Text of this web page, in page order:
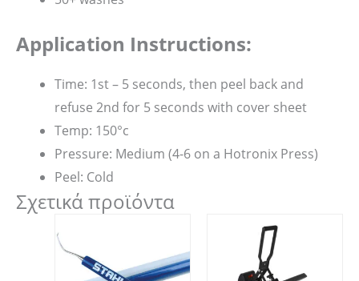
Application Instructions:
Time: 1st – 5 seconds, then peel back and
refuse 2nd for 5 seconds with cover sheet
Temp: 150°c
Pressure: Medium (4-6 on a Hotronix Press)
Peel: Cold
Σχετικά προϊόντα